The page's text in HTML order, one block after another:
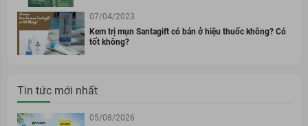
07/04/2023
Kem trị mụn Santagift có bán ở hiệu thuốc không? Có
tốt không?
Tin tức mới nhất
05/08/2026